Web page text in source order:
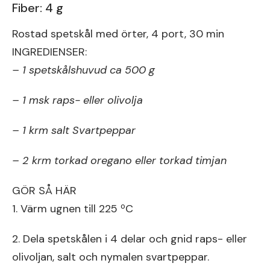
Fiber: 4 g
Rostad spetskål med örter, 4 port, 30 min
INGREDIENSER:
– 1 spetskålshuvud ca 500 g
– 1 msk raps- eller olivolja
– 1 krm salt Svartpeppar
– 2 krm torkad oregano eller torkad timjan
GÖR SÅ HÄR
1. Värm ugnen till 225 ºC
2. Dela spetskålen i 4 delar och gnid raps- eller
olivoljan, salt och nymalen svartpeppar.